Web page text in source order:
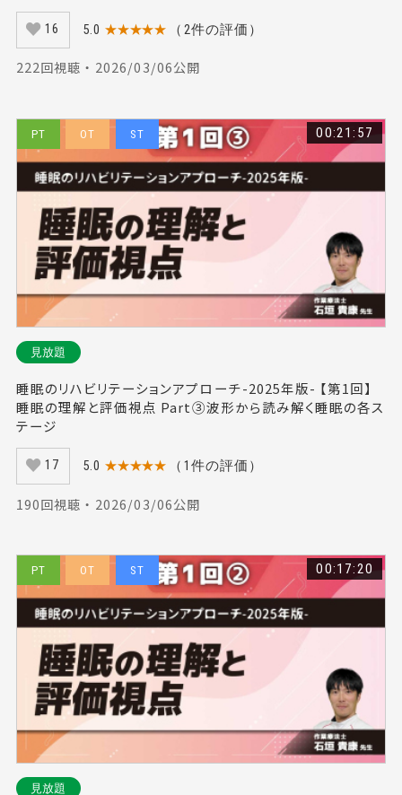
16 5.0 ★★★★★ （2件の評価）
222回視聴 ・ 2026/03/06公開
PT OT ST 00:21:57
見放題
睡眠のリハビリテーションアプローチ-2025年版- 【第1回】
睡眠の理解と評価視点 Part③波形から読み解く睡眠の各ス
テージ
17 5.0 ★★★★★ （1件の評価）
190回視聴 ・ 2026/03/06公開
PT OT ST 00:17:20
見放題